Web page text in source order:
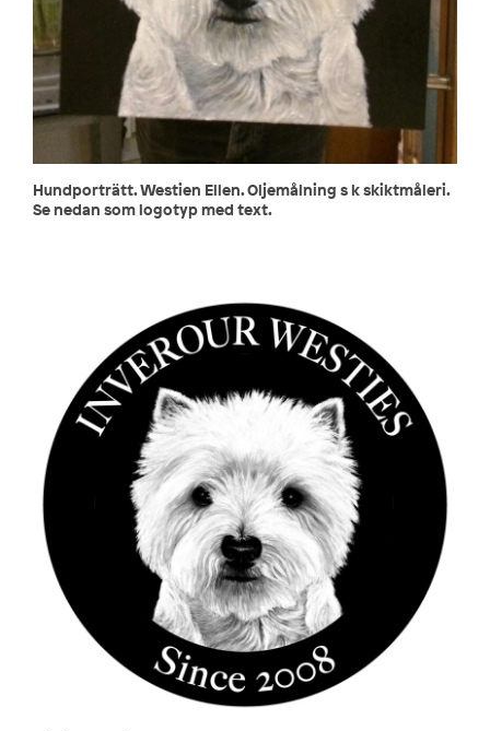
Hundporträtt. Westien Ellen. Oljemålning s k skiktmåleri.
Se nedan som logotyp med text.